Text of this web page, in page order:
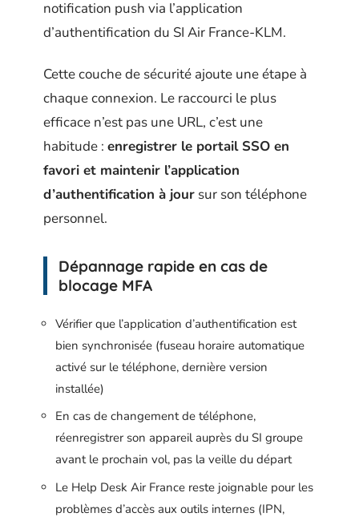
notification push via l’application
d’authentification du SI Air France-KLM.
Cette couche de sécurité ajoute une étape à
chaque connexion. Le raccourci le plus
efficace n’est pas une URL, c’est une
habitude : enregistrer le portail SSO en
favori et maintenir l’application
d’authentification à jour sur son téléphone
personnel.
Dépannage rapide en cas de
blocage MFA
Vérifier que l’application d’authentification est
bien synchronisée (fuseau horaire automatique
activé sur le téléphone, dernière version
installée)
En cas de changement de téléphone,
réenregistrer son appareil auprès du SI groupe
avant le prochain vol, pas la veille du départ
Le Help Desk Air France reste joignable pour les
problèmes d’accès aux outils internes (IPN,